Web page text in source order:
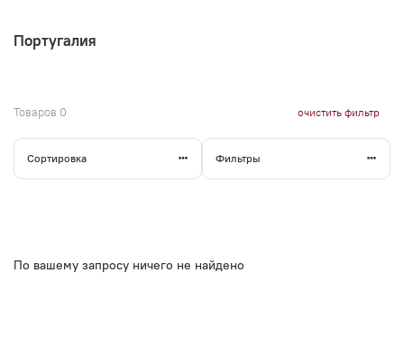
Португалия
Товаров 0 очистить фильтр
Сортировка Фильтры
По вашему запросу ничего не найдено